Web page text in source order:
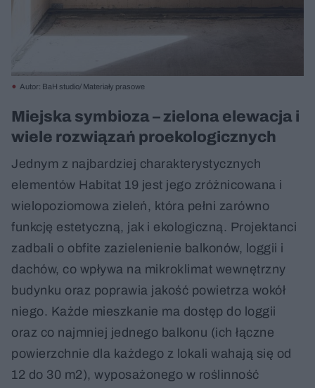
Autor: BaH studio/ Materiały prasowe
Miejska symbioza – zielona elewacja i
wiele rozwiązań proekologicznych
Jednym z najbardziej charakterystycznych
elementów Habitat 19 jest jego zróżnicowana i
wielopoziomowa zieleń, która pełni zarówno
funkcję estetyczną, jak i ekologiczną. Projektanci
zadbali o obfite zazielenienie balkonów, loggii i
dachów, co wpływa na mikroklimat wewnętrzny
budynku oraz poprawia jakość powietrza wokół
niego. Każde mieszkanie ma dostęp do loggii
oraz co najmniej jednego balkonu (ich łączne
powierzchnie dla każdego z lokali wahają się od
12 do 30 m2), wyposażonego w roślinność